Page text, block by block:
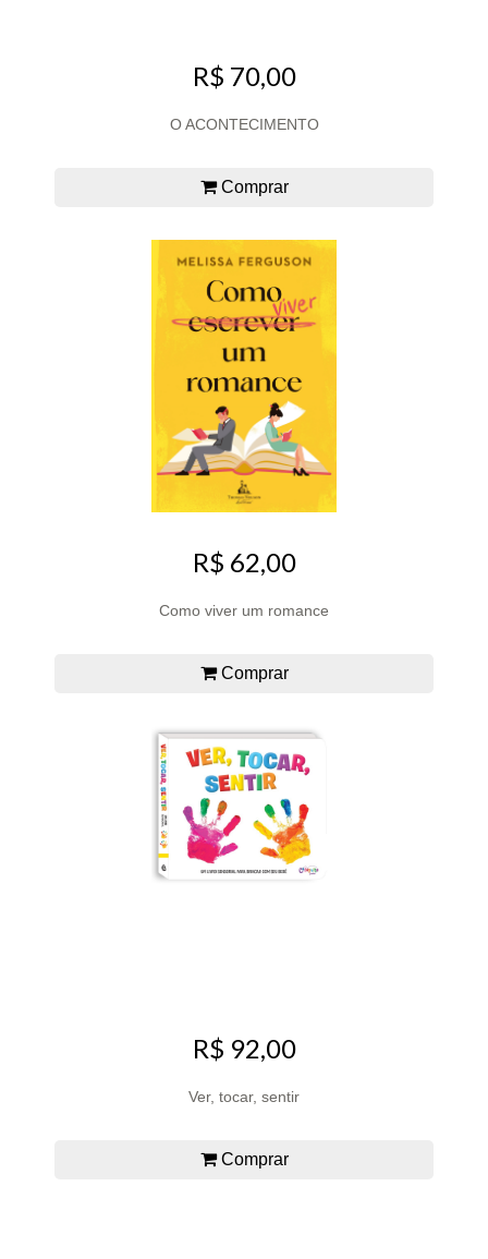
R$ 70,00
O ACONTECIMENTO
Comprar
R$ 62,00
Como viver um romance
Comprar
R$ 92,00
Ver, tocar, sentir
Comprar